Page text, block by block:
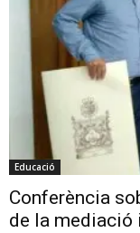
Educació
Conferència
de la mediació